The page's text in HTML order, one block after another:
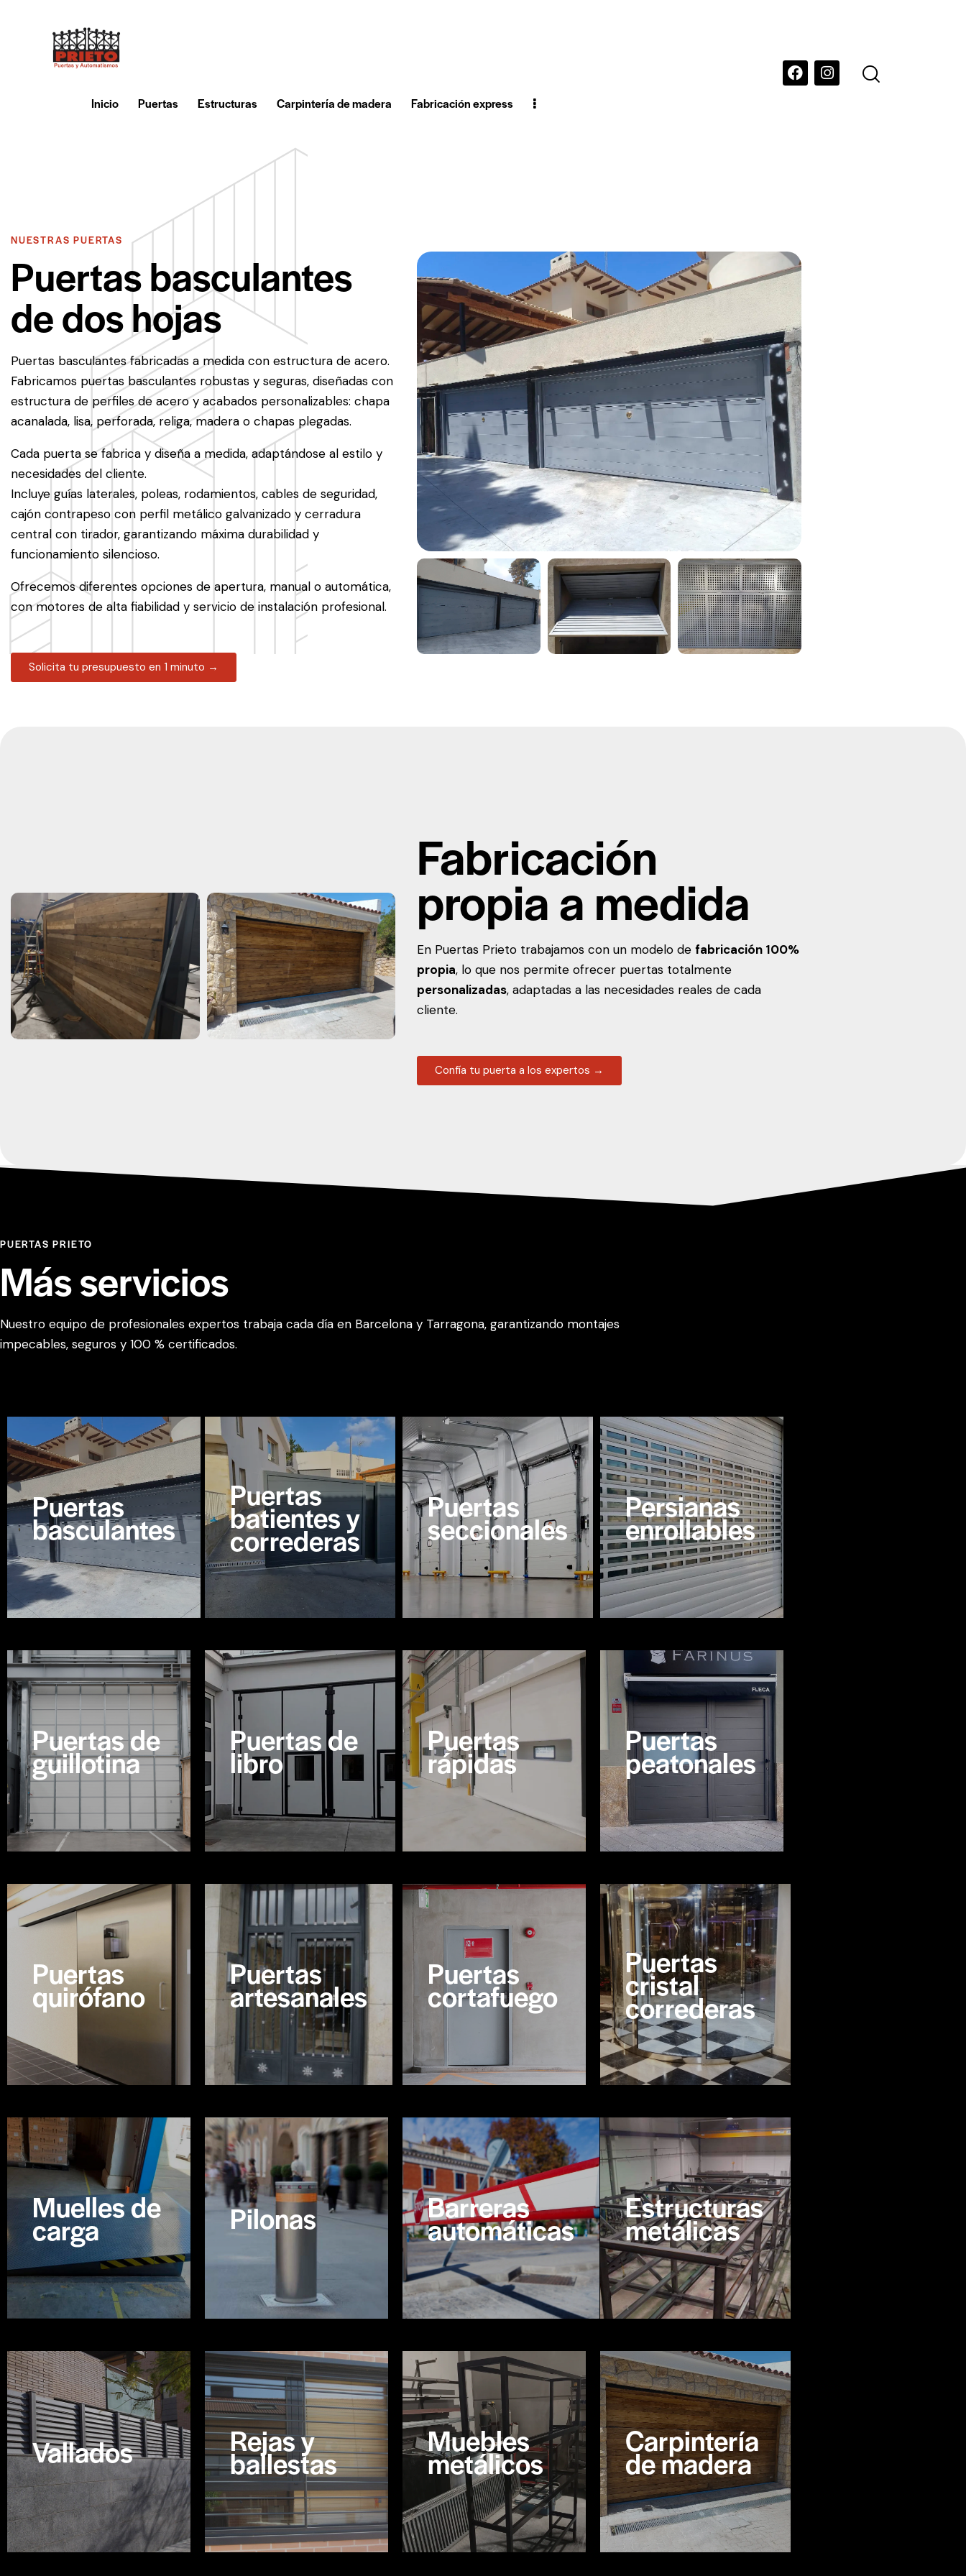
Inicio Puertas Estructuras Carpintería de madera Fabricación express
NUESTRAS PUERTAS
Puertas basculantes
de dos hojas
Puertas basculantes fabricadas a medida con estructura de acero.
Fabricamos puertas basculantes robustas y seguras, diseñadas con
estructura de perfiles de acero y acabados personalizables: chapa
acanalada, lisa, perforada, religa, madera o chapas plegadas.
Cada puerta se fabrica y diseña a medida, adaptándose al estilo y
necesidades del cliente.
Incluye guías laterales, poleas, rodamientos, cables de seguridad,
cajón contrapeso con perfil metálico galvanizado y cerradura
central con tirador, garantizando máxima durabilidad y
funcionamiento silencioso.
Ofrecemos diferentes opciones de apertura, manual o automática,
con motores de alta fiabilidad y servicio de instalación profesional.
Solicita tu presupuesto en 1 minuto →
Fabricación
propia a medida
En Puertas Prieto trabajamos con un modelo de fabricación 100%
propia, lo que nos permite ofrecer puertas totalmente
personalizadas, adaptadas a las necesidades reales de cada
cliente.
Confía tu puerta a los expertos →
PUERTAS PRIETO
Másservicios
Nuestro equipo de profesionales expertos trabaja cada día en Barcelona y Tarragona, garantizando montajes
impecables, seguros y 100 % certificados.
Puertas
basculantes
Puertas
batientes y
correderas
Puertas
seccionales
Persianas
enrollables
Puertas de
guillotina
Puertas de
libro
Puertas
rápidas
Puertas
peatonales
Puertas
quirófano
Puertas
artesanales
Puertas
cortafuego
Puertas
cristal
correderas
Muelles de
carga Pilonas Barreras
automáticas
Estructuras
metálicas
Vallados Rejas y
ballestas
Muebles
metálicos
Carpintería
de madera